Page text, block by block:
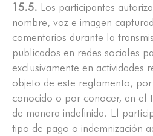
15.5. Los participantes
nombre, voz e imagen
comentarios durante la
publicados en redes sociales
exclusivamente en actividades
objeto de este reglamento,
conocido o por conocer, en el
de manera indefinida. El
tipo de pago o indemnización